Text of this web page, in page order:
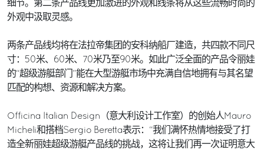
细节。第二条产品线更加激进的外观和线条将从这些流畅时尚的
外观中汲取灵感。
两条产品线均将在法拉帝集团的安科纳船厂建造，共四款不同尺
寸：50米、60米、70米乃至90米。如此广泛全面的产品令丽娃
的“超级游艇部门”能在大型游艇市场中充满自信地拥有与其名望
匹配的构想、资源和解决方案。
Officina Italian Design（意大利设计工作室）的创始人Mauro
Micheli和搭档Sergio Beretta表示：“我们满怀热情地接受了打
造全新丽娃超级游艇产品线的挑战，这将让我们再一次证明意大